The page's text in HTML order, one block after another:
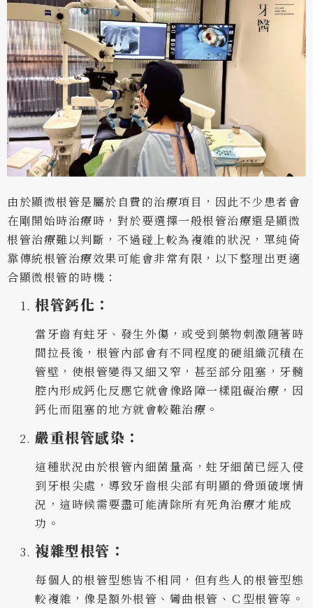
由於顯微根管是屬於自費的治療項目，因此不少患者會
在剛開始時治療時，對於要選擇一般根管治療還是顯微
根管治療難以判斷，不過碰上較為複雜的狀況，單純倚
靠傳統根管治療效果可能會非常有限，以下整理出更適
合顯微根管的時機：
根管鈣化：
當牙齒有蛀牙、發生外傷，或受到藥物刺激隨著時
間拉長後，根管內部會有不同程度的硬組織沉積在
管壁，使根管變得又細又窄，甚至部分阻塞，牙髓
腔內形成鈣化反應它就會像路障一樣阻礙治療，因
鈣化而阻塞的地方就會較難治療。
嚴重根管感染：
這種狀況由於根管內細菌量高，蛀牙細菌已經入侵
到牙根尖處，導致牙齒根尖部有明顯的骨頭破壞情
況，這時候需要盡可能清除所有死角治療才能成
功。
複雜型根管：
每個人的根管型態皆不相同，但有些人的根管型態
較複雜，像是額外根管、彎曲根管、Ｃ型根管等。